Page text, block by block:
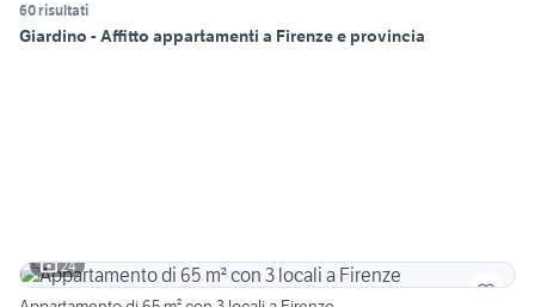
60 risultati
Giardino - Affitto appartamenti a Firenze e provincia
24